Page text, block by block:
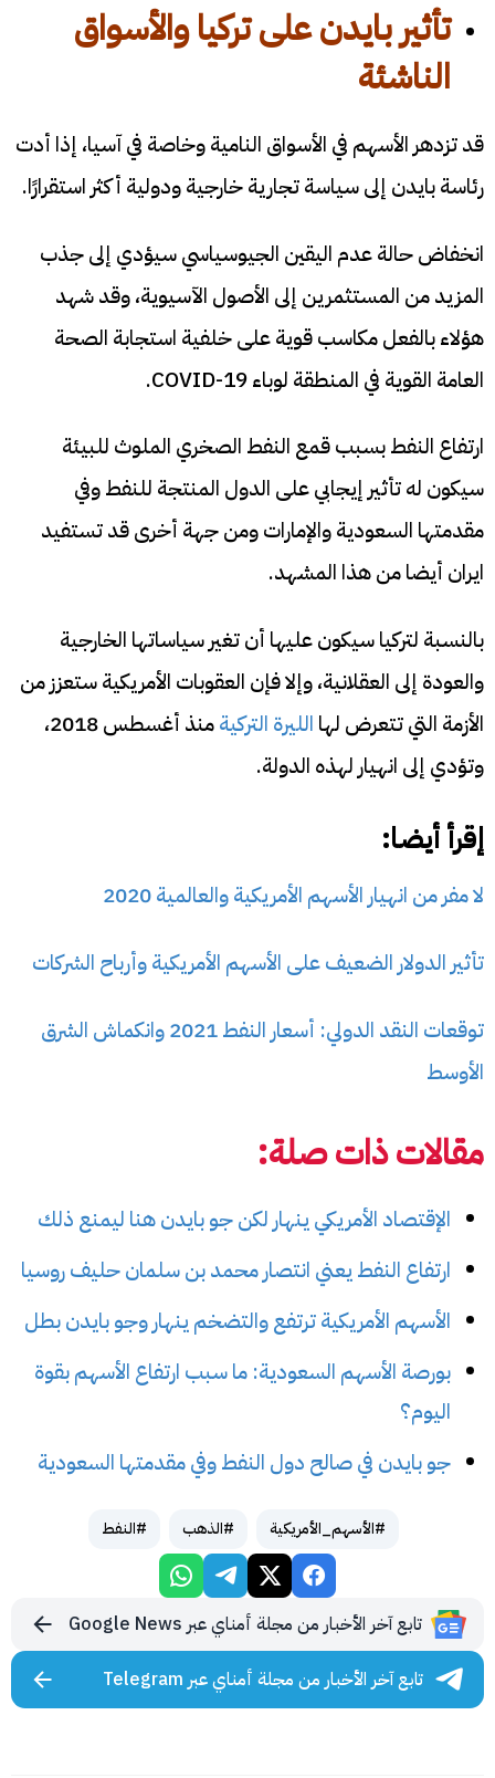
تأثير بايدن على تركيا والأسواق
الناشئة
قد تزدهر الأسهم في الأسواق النامية وخاصة في آسيا، إذا أدت
رئاسة بايدن إلى سياسة تجارية خارجية ودولية أكثر استقرارًا.
انخفاض حالة عدم اليقين الجيوسياسي سيؤدي إلى جذب
المزيد من المستثمرين إلى الأصول الآسيوية، وقد شهد
هؤلاء بالفعل مكاسب قوية على خلفية استجابة الصحة
العامة القوية في المنطقة لوباء COVID-19.
ارتفاع النفط بسبب قمع النفط الصخري الملوث للبيئة
سيكون له تأثير إيجابي على الدول المنتجة للنفط وفي
مقدمتها السعودية والإمارات ومن جهة أخرى قد تستفيد
ايران أيضا من هذا المشهد.
بالنسبة لتركيا سيكون عليها أن تغير سياساتها الخارجية
والعودة إلى العقلانية، وإلا فإن العقوبات الأمريكية ستعزز من
الأزمة التي تتعرض لها الليرة التركية
منذ أغسطس 2018،
وتؤدي إلى انهيار لهذه الدولة.
إقرأ أيضا:
لا مفر من انهيار الأسهم الأمريكية والعالمية 2020
تأثير الدولار الضعيف على الأسهم الأمريكية وأرباح الشركات
توقعات النقد الدولي: أسعار النفط 2021 وانكماش الشرق
الأوسط
مقالات ذات صلة:
الإقتصاد الأمريكي ينهار لكن جو بايدن هنا ليمنع ذلك
ارتفاع النفط يعني انتصار محمد بن سلمان حليف روسيا
الأسهم الأمريكية ترتفع والتضخم ينهار وجو بايدن بطل
بورصة الأسهم السعودية: ما سبب ارتفاع الأسهم بقوة
اليوم؟
جو بايدن في صالح دول النفط وفي مقدمتها السعودية
#الأسهم_الأمريكية #الذهب #النفط
تابع آخر الأخبار من مجلة أمناي عبر Google News
تابع آخر الأخبار من مجلة أمناي عبر Telegram